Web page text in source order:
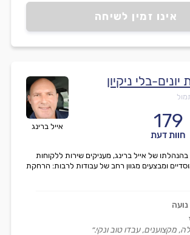
אינו זמין לשיחה
אייל ברינג
בלי ניקיון
179
חוות דעת
של אייל ברינג, מעניקים שירות ללקוחות
ומבצעים מגוון רחב של עבודות לרבות: הרחקת
מקצוענים, עבדו טוב ונקי.״